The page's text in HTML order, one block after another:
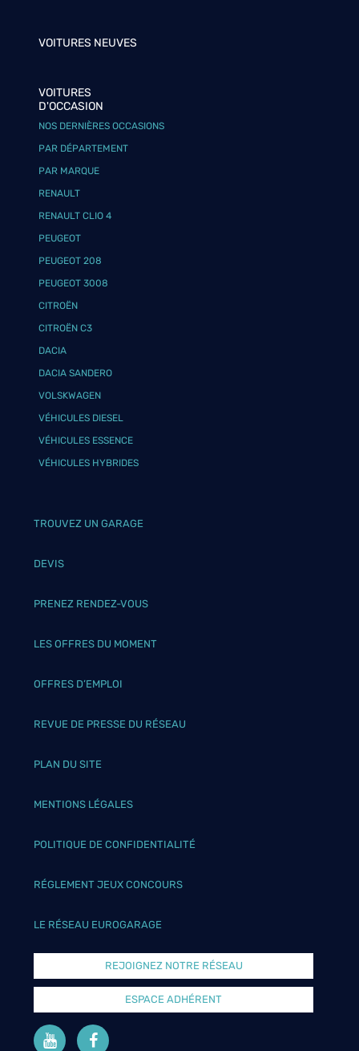
VOITURES NEUVES
VOITURES
D'OCCASION
NOS DERNIÈRES OCCASIONS
PAR DÉPARTEMENT
PAR MARQUE
RENAULT
RENAULT CLIO 4
PEUGEOT
PEUGEOT 208
PEUGEOT 3008
CITROËN
CITROËN C3
DACIA
DACIA SANDERO
VOLSKWAGEN
VÉHICULES DIESEL
VÉHICULES ESSENCE
VÉHICULES HYBRIDES
TROUVEZ UN GARAGE
DEVIS
PRENEZ RENDEZ-VOUS
LES OFFRES DU MOMENT
OFFRES D’EMPLOI
REVUE DE PRESSE DU RÉSEAU
PLAN DU SITE
MENTIONS LÉGALES
POLITIQUE DE CONFIDENTIALITÉ
RÉGLEMENT JEUX CONCOURS
LE RÉSEAU EUROGARAGE
REJOIGNEZ NOTRE RÉSEAU
ESPACE ADHÉRENT